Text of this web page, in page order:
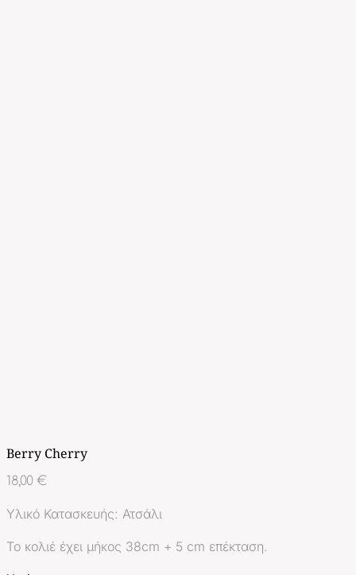
Berry Cherry
18,00 €
Υλικό Κατασκευής: Ατσάλι
Το κολιέ έχει μήκος 38cm + 5 cm επέκταση.